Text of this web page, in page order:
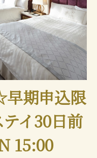
期申込限
イ30日前
15:00